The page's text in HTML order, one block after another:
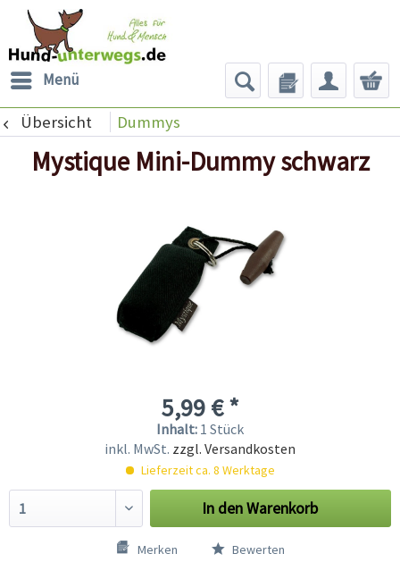
Menü
Übersicht Dummys
Mystique Mini-Dummy schwarz
5,99 € *
Inhalt: 1 Stück
inkl. MwSt. zzgl. Versandkosten
Lieferzeit ca. 8 Werktage
In denWarenkorb
Merken Bewerten